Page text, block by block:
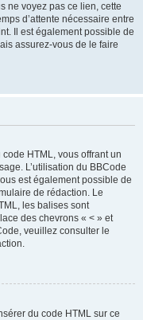
ne voyez pas ce lien, cette
d’attente nécessaire entre
Il est également possible de
assurez-vous de le faire
HTML, vous offrant un
L’utilisation du BBCode
est également possible de
de rédaction. Le
les balises sont
des chevrons « < » et
veuillez consulter le
du code HTML sur ce